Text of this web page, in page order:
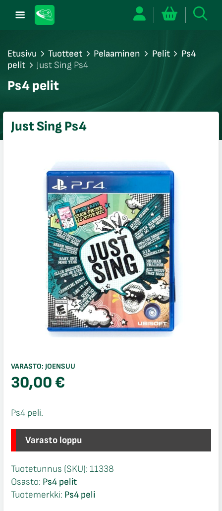
Etusivu Tuotteet Pelaaminen Pelit
Ps4
pelit
Just Sing Ps4
Ps4 pelit
Just Sing Ps4
VARASTO: JOENSUU
30,00€
Ps4 peli.
Varasto loppu
Tuotetunnus (SKU): 11338
Osasto: Ps4 pelit
Tuotemerkki: Ps4 peli
sulje
sulje